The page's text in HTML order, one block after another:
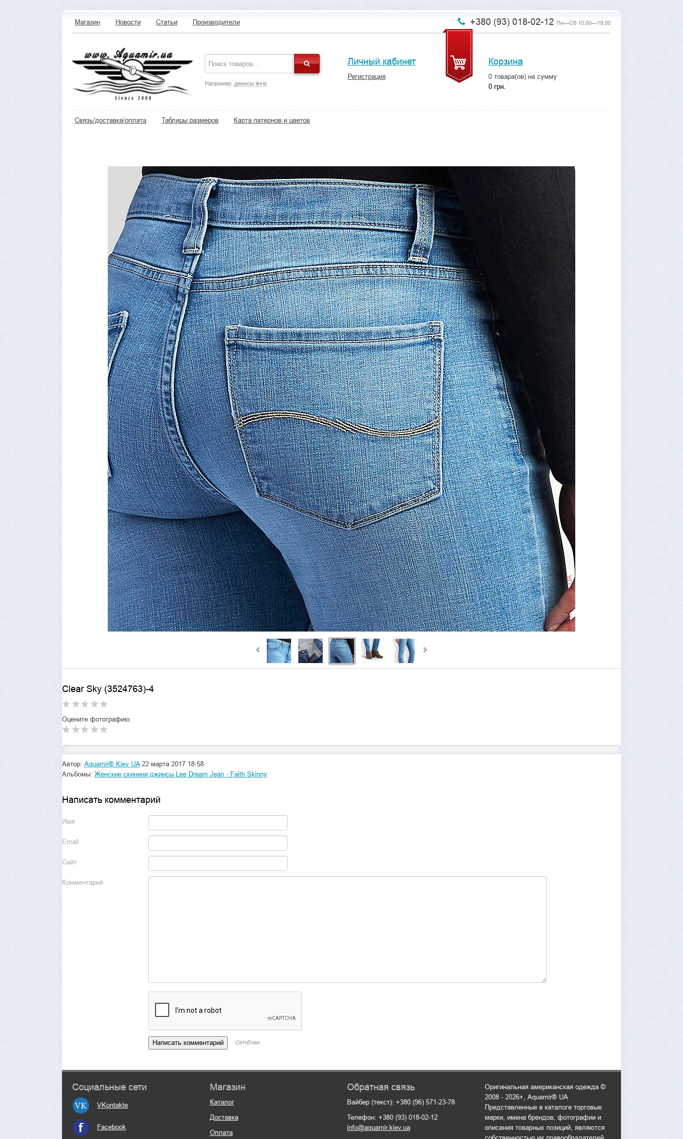
Магазин Новости Статьи Производители +380 (93) 018-02-12 Пн—Сб 10.00—19.00
Например: джинсы levis
Личный кабинет
Регистрация
Корзина
0товара(ов) на сумму
0 грн.
Связь/доставка/оплата Таблицы размеров Карта патернов и цветов
Clear Sky (3524763)-4
Оцените фотографию:
Автор: Aquamir® Kiev UA22 марта 2017 18:58
Альбомы: Женские скинини джинсы Lee Dream Jean - Faith Skinny
Написать комментарий
Имя
Email
Сайт
Комментарий
Ctrl+Enter
Социальные сети
VKontakte
Facebook
Магазин
Каталог
Доставка
Оплата
Обратная связь
Вайбер (текст): +380 (96) 571-23-78
Телефон: +380 (93) 018-02-12
info@aquamir.kiev.ua
Оригинальная американская одежда ©
2008 - 2026+, Aquamir® UA
Представленные в каталоге торговые
марки, имена брендов, фотографии и
описания товарных позиций, являются